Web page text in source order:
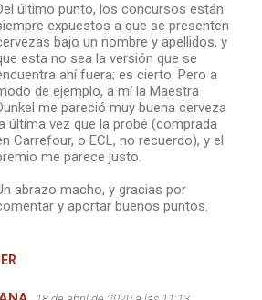
último punto, los concursos están
expuestos a que se presenten
bajo un nombre y apellidos, y
esta no sea la versión que se
ahí fuera; es cierto. Pero a
de ejemplo, a mí la Maestra
me pareció muy buena cerveza
última vez que la probé (comprada
Carrefour, o ECL, no recuerdo), y el
me parece justo.
abrazo macho, y gracias por
y aportar buenos puntos.